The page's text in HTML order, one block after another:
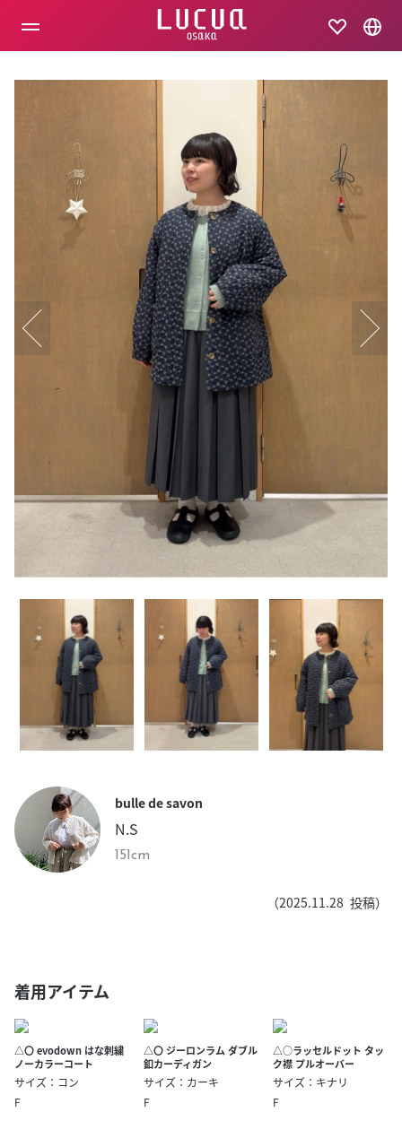
bulle de savon
N.S
151cm
（2025.11.28 投稿）
着用アイテム
△〇 evodown はな刺繍
ノーカラーコート
サイズ：コン
F
△〇 ジーロンラム ダブル
釦カーディガン
サイズ：カーキ
F
△○ラッセルドット タッ
ク襟 プルオーバー
サイズ：キナリ
F